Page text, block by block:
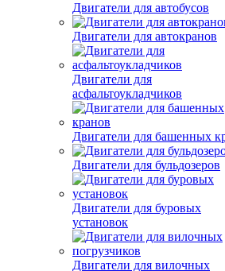
Двигатели для автобусов
Двигатели для автокранов
Двигатели для
асфальтоукладчиков
Двигатели для башенных
Двигатели для бульдозеров
Двигатели для буровых
установок
Двигатели для вилочных